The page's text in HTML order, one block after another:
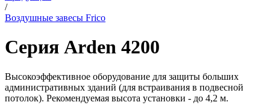
/
Воздушные завесы Frico
Серия Arden 4200
Высокоэффективное оборудование для защиты больших
административных зданий (для встраивания в подвесной
потолок). Рекомендуемая высота установки - до 4,2 м.